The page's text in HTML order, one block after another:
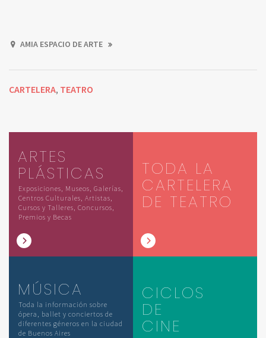
AMIA ESPACIO DE ARTE
CARTELERA, TEATRO
ARTES
PLÁSTICAS
Exposiciones, Museos, Galerías,
Centros Culturales, Artistas,
Cursos y Talleres, Concursos,
Premios y Becas
TODA LA
CARTELERA
DE TEATRO
MÚSICA
Toda la información sobre
ópera, ballet y conciertos de
diferentes géneros en la ciudad
de Buenos Aires
CICLOS
DE
CINE